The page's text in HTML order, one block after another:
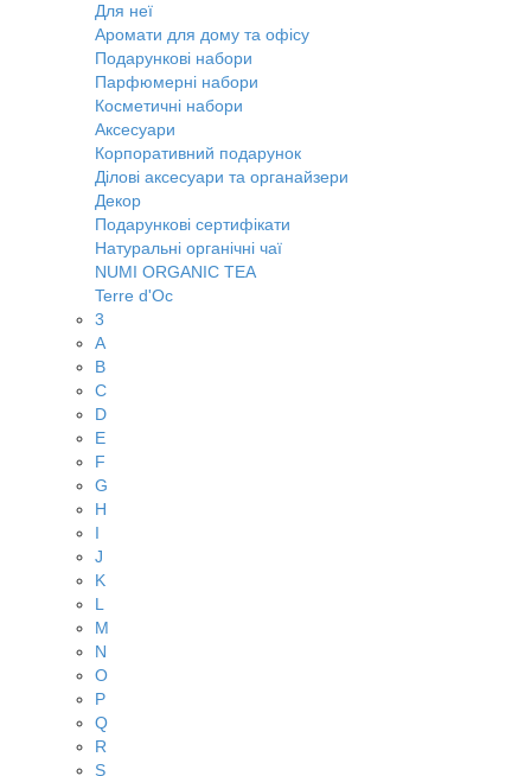
Для неї
Аромати для дому та офісу
Подарункові набори
Парфюмерні набори
Косметичні набори
Аксесуари
Корпоративний подарунок
Ділові аксесуари та органайзери
Декор
Подарункові сертифікати
Натуральні органічні чаї
NUMI ORGANIC TEA
Terre d'Oc
3
A
B
C
D
E
F
G
H
I
J
K
L
M
N
O
P
Q
R
S